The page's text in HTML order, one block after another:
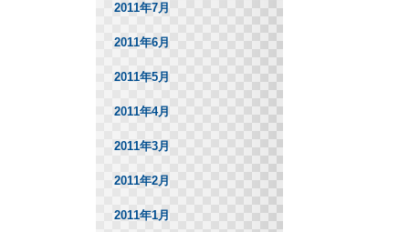
2011年7月
2011年6月
2011年5月
2011年4月
2011年3月
2011年2月
2011年1月